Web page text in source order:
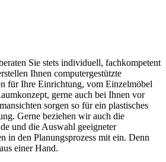
Sie stets individuell, fachkompetent
Ihnen computergestützte
für Ihre Einrichtung, vom Einzelmöbel
gerne auch bei Ihnen vor
sorgen so für ein plastisches
Gerne beziehen wir auch die
und die Auswahl geeigneter
in den Planungsprozess mit ein. Denn
einer Hand.